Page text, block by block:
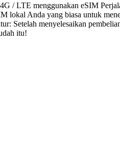
/ LTE menggunakan eSIM
lokal Anda yang biasa untuk
Setelah menyelesaikan
itu!